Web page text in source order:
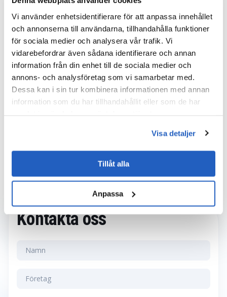
Vi använder enhetsidentifierare för att anpassa innehållet
och annonserna till användarna, tillhandahålla funktioner
för sociala medier och analysera vår trafik. Vi
vidarebefordrar även sådana identifierare och annan
information från din enhet till de sociala medier och
annons- och analysföretag som vi samarbetar med.
Dessa kan i sin tur kombinera informationen med annan
information som du har tillhandahållit eller som de har
Visa detaljer
Tillåt alla
Anpassa
användarvänlig lösning som uppfyllde alla krav,
inklusive omfattande riskhanteringsfunktioner. Den
levererade lösningen bidrar till den övergripande
förbättringen av systemet och hjälper företaget att
uppnå sina affärsmål.
Kontakta oss